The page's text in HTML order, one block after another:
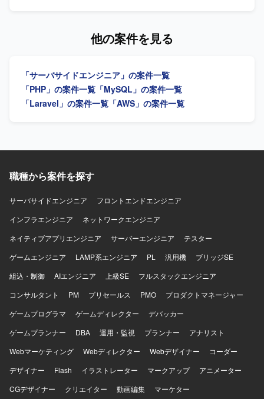
担うことで、技術スキルとマネジメントスキルの双方を磨
い工程に携わることができます。 【開発環境】 PHP、
他の案件を見る
「サーバサイドエンジニア」の案件一覧
「PHP」の案件一覧 「MySQL」の案件一覧
「Laravel」の案件一覧 「AWS」の案件一覧
職種から案件を探す
サーバサイドエンジニア
フロントエンドエンジニア
インフラエンジニア
ネットワークエンジニア
ネイティブアプリエンジニア
サーバーエンジニア
テスター
ゲームエンジニア
LAMP系エンジニア PL 汎用機
ブリッジSE
組込・制御
AIエンジニア 上級SE
フルスタックエンジニア
コンサルタント
PM プリセールス PMO
プロダクトマネージャー
ゲームプログラマ
ゲームディレクター
デバッカー
ゲームプランナー
DBA 運用・監視 プランナー
アナリスト
Webマーケティング
Webディレクター Webデザイナー
コーダー
デザイナー
Flash イラストレーター マークアップ
アニメーター
CGデザイナー
クリエイター 動画編集
マーケター